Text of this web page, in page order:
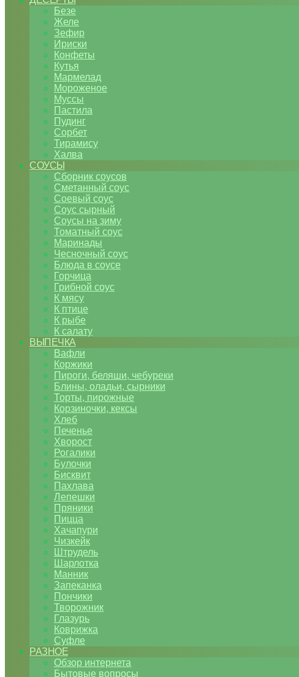
Безе
Желе
Зефир
Ириски
Конфеты
Кутья
Мармелад
Мороженое
Муссы
Пастила
Пудинг
Сорбет
Тирамису
Халва
СОУСЫ
Сборник соусов
Сметанный соус
Соевый соус
Соус сырный
Соусы на зиму
Томатный соус
Маринады
Чесночный соус
Блюда в соусе
Горчица
Грибной соус
К мясу
К птице
К рыбе
К салату
ВЫПЕЧКА
Вафли
Коржики
Пироги, беляши, чебуреки
Блины, оладьи, сырники
Торты, пирожные
Корзиночки, кексы
Хлеб
Печенье
Хворост
Рогалики
Булочки
Бисквит
Пахлава
Лепешки
Пряники
Пицца
Хачапури
Чизкейк
Штрудель
Шарлотка
Манник
Запеканка
Пончики
Творожник
Глазурь
Коврижка
Суфле
РАЗНОЕ
Обзор интернета
Бытовые вопросы